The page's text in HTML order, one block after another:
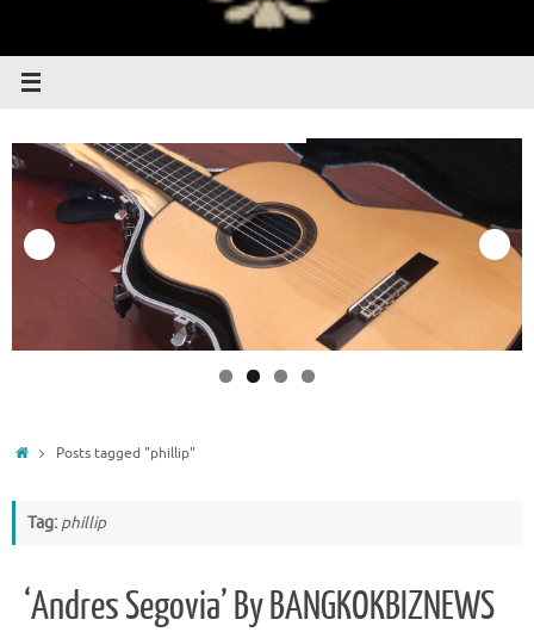
HomePosts tagged "phillip"
Tag: phillip
‘Andres Segovia’ By BANGKOKBIZNEWS